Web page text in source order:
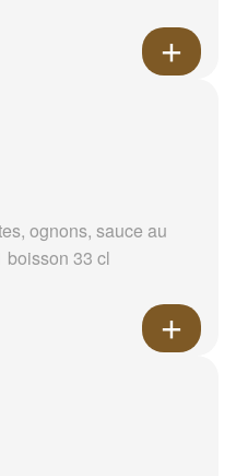
ognons, sauce au
boisson 33 cl